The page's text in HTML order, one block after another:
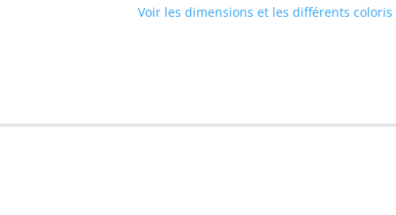
Voir les dimensions et les différents coloris